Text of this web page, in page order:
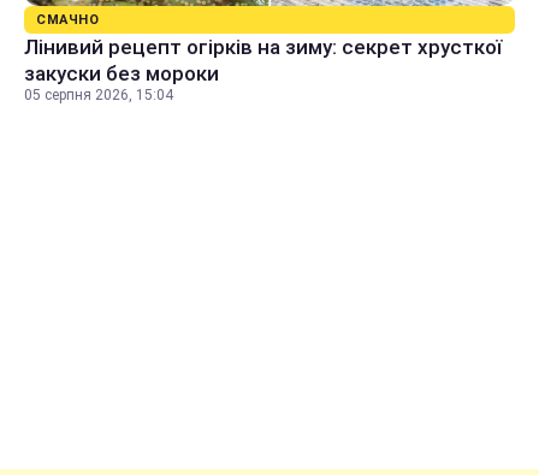
СМАЧНО
Лінивий рецепт огірків на зиму: секрет хрусткої
закуски без мороки
05 серпня 2026, 15:04